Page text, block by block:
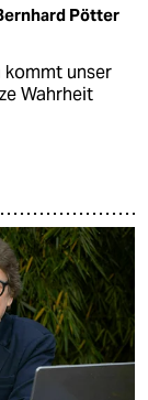
Pötter
kommt unser
Wahrheit